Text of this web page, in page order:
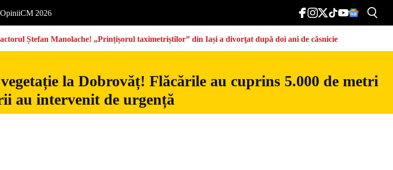
OpiniiCM 2026
Ștefan Manolache! „Prințișorul taximetriștilor” din Iași a divorţat după doi ani de căsnicie
la Dobrovăț! Flăcările au cuprins 5.000 de metri
au intervenit de urgență